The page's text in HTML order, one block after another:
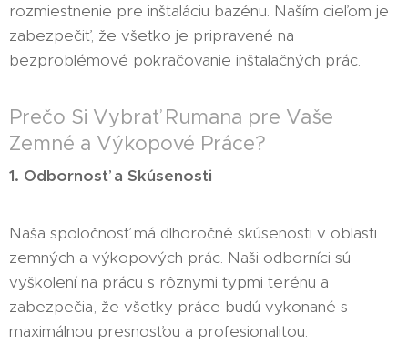
rozmiestnenie pre inštaláciu bazénu. Naším cieľom je
zabezpečiť, že všetko je pripravené na
bezproblémové pokračovanie inštalačných prác.
Prečo Si Vybrať Rumana pre Vaše
Zemné a Výkopové Práce?
1. Odbornosť a Skúsenosti
Naša spoločnosť má dlhoročné skúsenosti v oblasti
zemných a výkopových prác. Naši odborníci sú
vyškolení na prácu s rôznymi typmi terénu a
zabezpečia, že všetky práce budú vykonané s
maximálnou presnosťou a profesionalitou.